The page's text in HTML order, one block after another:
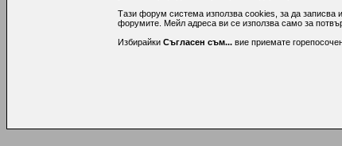
Тази форум система използва cookies, за да
форумите. Мейл адреса ви се използва само за
Избирайки Съгласен съм... вие приемате